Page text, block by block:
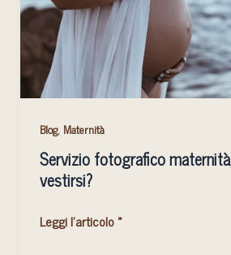
Blog, Maternità
Servizio fotografico
vestirsi?
Leggi l'articolo »